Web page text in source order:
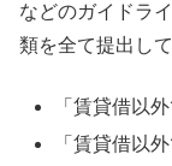
などのガイドラ
類を全て提出し
「賃貸借以
「賃貸借以